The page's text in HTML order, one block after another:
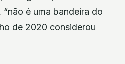
é uma bandeira do
de 2020 considerou